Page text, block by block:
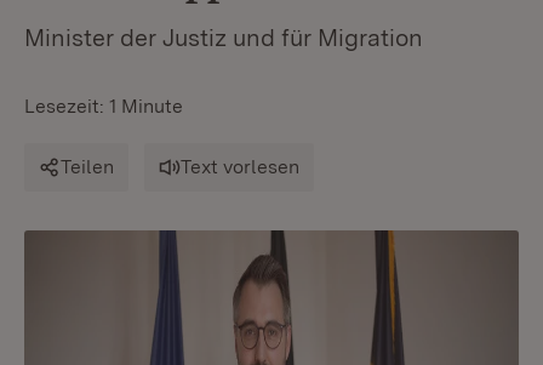
Minister der Justiz und für Migration
Lesezeit: 1 Minute
Teilen Text vorlesen